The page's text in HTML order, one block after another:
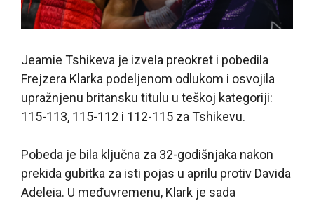
Jeamie Tshikeva je izvela preokret i pobedila
Frejzera Klarka podeljenom odlukom i osvojila
upražnjenu britansku titulu u teškoj kategoriji:
115-113, 115-112 i 112-115 za Tshikevu.
Pobeda je bila ključna za 32-godišnjaka nakon
prekida gubitka za isti pojas u aprilu protiv Davida
Adeleia. U međuvremenu, Klark je sada